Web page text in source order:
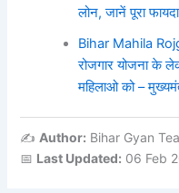
लोन, जानें पूरा फायदा
Bihar Mahila
रोजगार योजना के
महिलाओ को –
✍️ Author: Bihar Gyan
📅 Last Updated: 06 Feb